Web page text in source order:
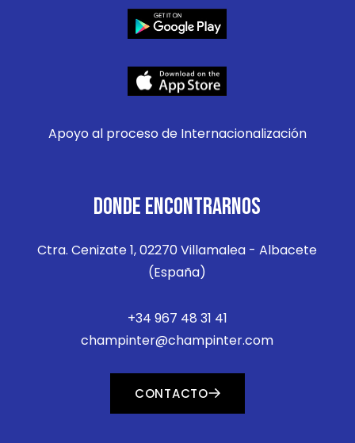
Apoyo al proceso de Internacionalización
DONDE ENCONTRARNOS
Ctra. Cenizate 1, 02270 Villamalea - Albacete
(España)
+34 967 48 31 41
champinter@champinter.com
CONTACTO